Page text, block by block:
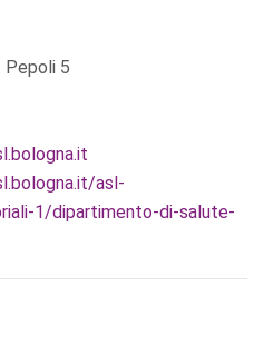
Pepoli 5
asl-
1/dipartimento-di-salute-